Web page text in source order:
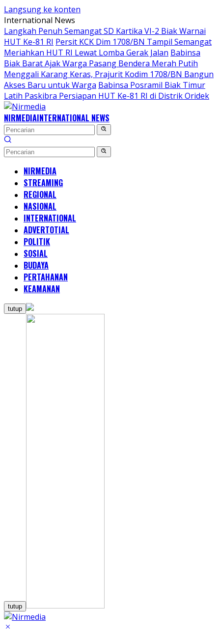
Langsung ke konten
International News
Langkah Penuh Semangat SD Kartika VI-2 Biak Warnai
HUT Ke-81 RI Persit KCK Dim 1708/BN Tampil Semangat
Meriahkan HUT RI Lewat Lomba Gerak Jalan Babinsa
Biak Barat Ajak Warga Pasang Bendera Merah Putih
Menggali Karang Keras, Prajurit Kodim 1708/BN Bangun
Akses Baru untuk Warga Babinsa Posramil Biak Timur
Latih Paskibra Persiapan HUT Ke-81 RI di Distrik Oridek
NIRMEDIAINTERNATIONAL NEWS
NIRMEDIA
STREAMING
REGIONAL
NASIONAL
INTERNATIONAL
ADVERTOTIAL
POLITIK
SOSIAL
BUDAYA
PERTAHANAN
KEAMANAN
tutup
tutup